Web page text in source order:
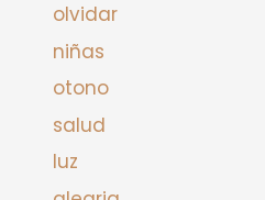
olvidar
niñas
otono
salud
luz